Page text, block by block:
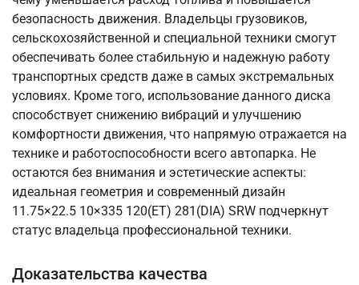
безопасность движения. Владельцы грузовиков,
сельскохозяйственной и специальной техники смогут
обеспечивать более стабильную и надежную работу
транспортных средств даже в самых экстремальных
условиях. Кроме того, использование данного диска
способствует снижению вибраций и улучшению
комфортности движения, что напрямую отражается на
технике и работоспособности всего автопарка. Не
остаются без внимания и эстетические аспекты:
идеальная геометрия и современный дизайн
11.75×22.5 10×335 120(ET) 281(DIA) SRW подчеркнут
статус владельца профессиональной техники.
Доказательства качества